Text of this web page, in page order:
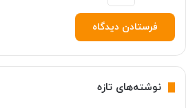
نوشته‌های تازه